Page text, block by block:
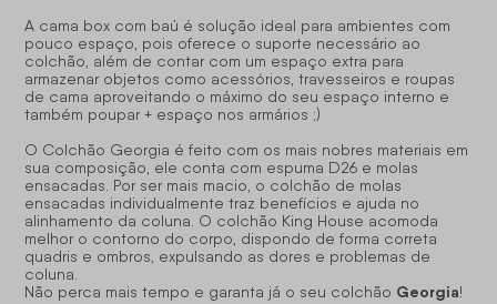
A cama box com baú é solução ideal para ambientes com
pouco espaço, pois oferece o suporte necessário ao
colchão, além de contar com um espaço extra para
armazenar objetos como acessórios, travesseiros e roupas
de cama aproveitando o máximo do seu espaço interno e
também poupar + espaço nos armários ;)
O Colchão Georgia é feito com os mais nobres materiais em
sua composição, ele conta com espuma D26 e molas
ensacadas. Por ser mais macio, o colchão de molas
ensacadas individualmente traz benefícios e ajuda no
alinhamento da coluna. O colchão King House acomoda
melhor o contorno do corpo, dispondo de forma correta
quadris e ombros, expulsando as dores e problemas de
coluna.
Não perca mais tempo e garanta já o seu colchão Georgia!